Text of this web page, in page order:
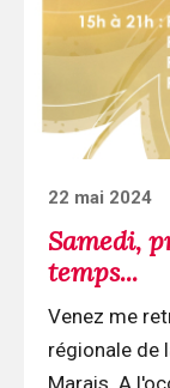
du
retour
beau
temps...
Posted
on
22 mai 2024
Samedi,
temps...
Venez me
régionale de
Marais. A